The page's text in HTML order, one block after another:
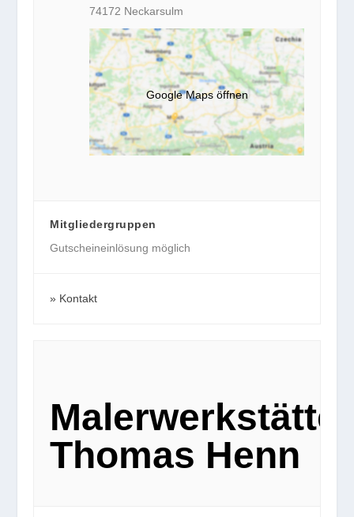
74172 Neckarsulm
Google Maps öffnen
Mitgliedergruppen
Gutscheineinlösung möglich
Kontakt
Malerwerkstätte
Thomas Henn